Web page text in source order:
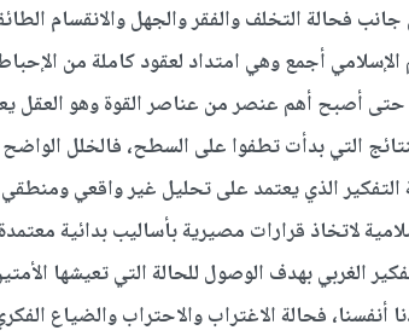
فحالة التخلف والفقر والجهل والانقسام
أجمع وهي امتداد لعقود كاملة من
حتى أصبح أهم عنصر من عناصر القوة وهو العقل
التي بدأت تطفوا على السطح، فالخلل
التفكير الذي يعتمد على تحليل غير واقعي
لاتخاذ قرارات مصيرية بأساليب بدائية
الغربي بهدف الوصول للحالة التي تعيشها
أنفسنا، فحالة الاغتراب والاحتراب والضياع